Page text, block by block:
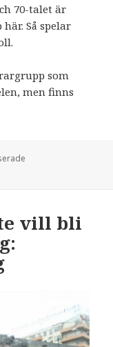
70-talet är
Så spelar
som
men finns
– tyska
vill bli